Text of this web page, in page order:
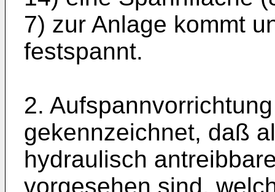
7) zur Anlage kommt
festspannt.
2.
gekennzeichnet, daß
hydraulisch
vorgesehen sind,